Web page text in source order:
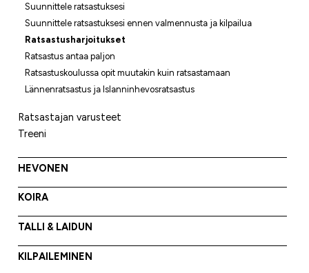
Suunnittele ratsastuksesi
Suunnittele ratsastuksesi ennen valmennusta ja kilpailua
Ratsastusharjoitukset
Ratsastus antaa paljon
Ratsastuskoulussa opit muutakin kuin ratsastamaan
Lännenratsastus ja Islanninhevosratsastus
Ratsastajan varusteet
Treeni
HEVONEN
KOIRA
TALLI & LAIDUN
KILPAILEMINEN